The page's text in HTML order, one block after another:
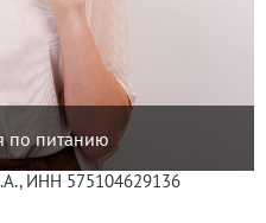
по питанию
ИНН 575104629136